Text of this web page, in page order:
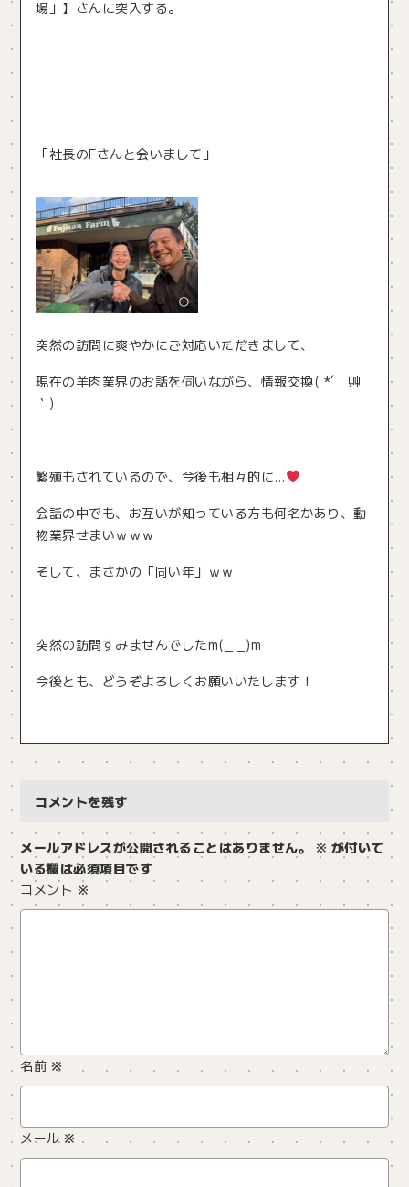
場」】さんに突入する。
「社長のFさんと会いまして」
突然の訪問に爽やかにご対応いただきまして、
現在の羊肉業界のお話を伺いながら、情報交換( *´ 艸
｀)
繁殖もされているので、今後も相互的に…
会話の中でも、お互いが知っている方も何名かあり、動
物業界せまいｗｗｗ
そして、まさかの「同い年」ｗｗ
突然の訪問すみませんでしたm(_ _)m
今後とも、どうぞよろしくお願いいたします！
コメントを残す
メールアドレスが公開されることはありません。 ※ が付いて
いる欄は必須項目です
コメント ※
名前 ※
メール※